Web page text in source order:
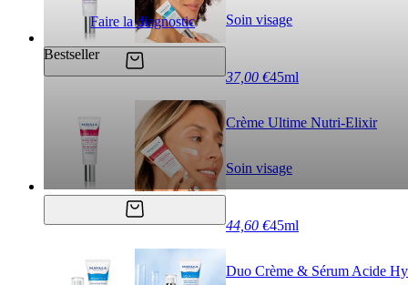
Faire la diagnostic
Bestseller
Soin visage
37,00 €45ml
Crème Ultime Nutri-Elixir
Soin visage
44,60 €45ml
Duo Crème & Sérum Acide